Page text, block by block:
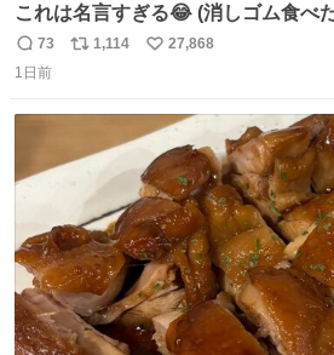
これは名言すぎる😂 (消しゴム食べ
がら)
返
信
73
リ
数
1,114
い
数
27,868
1日前